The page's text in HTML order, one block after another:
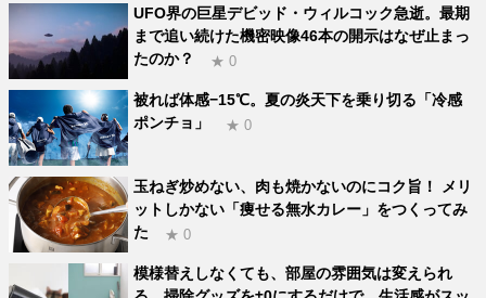
UFO界の巨星デビッド・ウィルコック急逝。最期
まで追い続けた機密映像46本の開示はなぜ止まっ
たのか？
★ 0
被れば体感−15℃。夏の炎天下を乗り切る「冷感
ポンチョ」
★ 0
玉ねぎ炒めない、肉も焼かないのにコク旨！ メリ
ットしかない「痩せる無水カレー」をつくってみ
た
★ 0
模様替えしなくても、部屋の雰囲気は変えられ